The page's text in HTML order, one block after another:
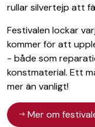
rullar silvertejp att
Festivalen lockar
kommer för att
- både som
konstmaterial. Ett
mer än vanligt!
Mer om